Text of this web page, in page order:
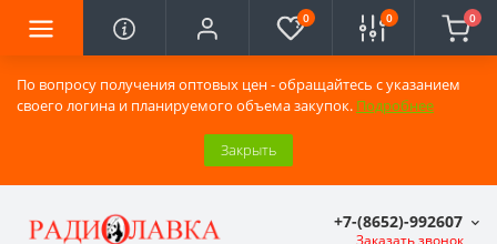
По вопросу получения оптовых цен - обращайтесь с указанием
своего логина и планируемого объема закупок. Подробнее
Закрыть
0 0 0
+7-(8652)-992607
Заказать звонок